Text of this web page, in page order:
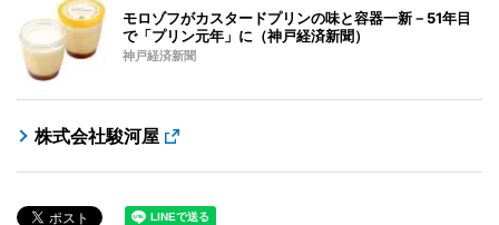
モロゾフがカスタードプリンの味と容器一新－51年目
で「プリン元年」に（神戸経済新聞）
神戸経済新聞
株式会社駿河屋